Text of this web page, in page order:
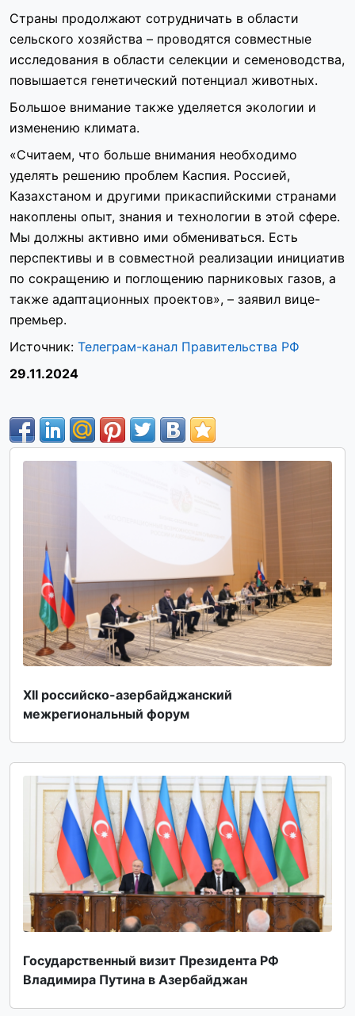
Страны продолжают сотрудничать в области
сельского хозяйства – проводятся совместные
исследования в области селекции и семеноводства,
повышается генетический потенциал животных.
Большое внимание также уделяется экологии и
изменению климата.
«Считаем, что больше внимания необходимо
уделять решению проблем Каспия. Россией,
Казахстаном и другими прикаспийскими странами
накоплены опыт, знания и технологии в этой сфере.
Мы должны активно ими обмениваться. Есть
перспективы и в совместной реализации инициатив
по сокращению и поглощению парниковых газов, а
также адаптационных проектов», – заявил вице-
премьер.
Источник: Телеграм-канал Правительства РФ
29.11.2024
XII российско-азербайджанский
межрегиональный форум
Государственный визит Президента РФ
Владимира Путина в Азербайджан